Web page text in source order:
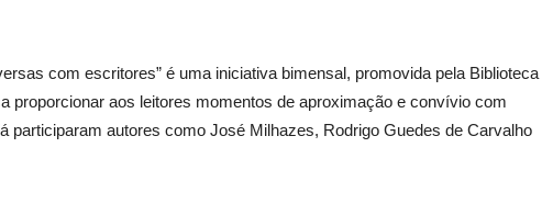
com escritores” é uma iniciativa bimensal, promovida pela Biblioteca
proporcionar aos leitores momentos de aproximação e convívio com
participaram autores como José Milhazes, Rodrigo Guedes de Carvalho